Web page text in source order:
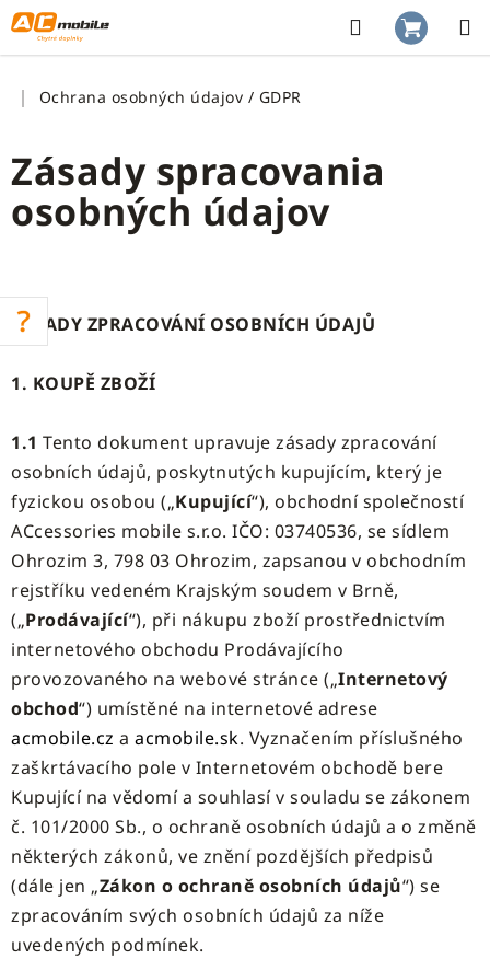
Prejsť
na
obsah
Hľadať
DomovOchrana osobných údajov / GDPR
Zásady spracovania
osobných údajov
ZÁSADY ZPRACOVÁNÍ OSOBNÍCH ÚDAJŮ
1. KOUPĚ ZBOŽÍ
1.1 Tento dokument upravuje zásady zpracování
osobních údajů, poskytnutých kupujícím, který je
fyzickou osobou („Kupující“), obchodní společností
ACcessories mobile s.r.o. IČO: 03740536, se sídlem
Ohrozim 3, 798 03 Ohrozim, zapsanou v obchodním
rejstříku vedeném Krajským soudem v Brně,
(„Prodávající“), při nákupu zboží prostřednictvím
internetového obchodu Prodávajícího
provozovaného na webové stránce („Internetový
obchod“) umístěné na internetové adrese
acmobile.cz a acmobile.sk. Vyznačením příslušného
zaškrtávacího pole v Internetovém obchodě bere
Kupující na vědomí a souhlasí v souladu se zákonem
č. 101/2000 Sb., o ochraně osobních údajů a o změně
některých zákonů, ve znění pozdějších předpisů
(dále jen „Zákon o ochraně osobních údajů“) se
zpracováním svých osobních údajů za níže
uvedených podmínek.